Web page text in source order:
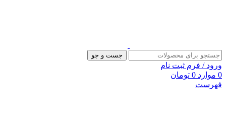
جست و جو
ورود / فرم ثبت نام
0 موارد 0 تومان
فهرست